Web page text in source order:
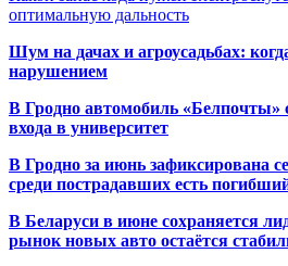
оптимальную дальность
Шум на дачах и агроусадьбах:
нарушением
В Гродно автомобиль «Белпочты»
входа в университет
В Гродно за июнь зафиксирована
среди пострадавших есть
В Беларуси в июне сохраняется
рынок новых авто остаётся